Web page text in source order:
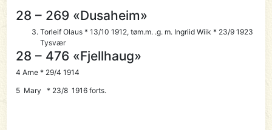
28 – 269 «Dusaheim»
Torleif Olaus * 13/10 1912, tøm.m. .g. m. Ingriid Wiik * 23/9 1923
Tysvær
28 – 476 «Fjellhaug»
4Arne* 29/4 1914
5 Mary * 23/8 1916 forts.